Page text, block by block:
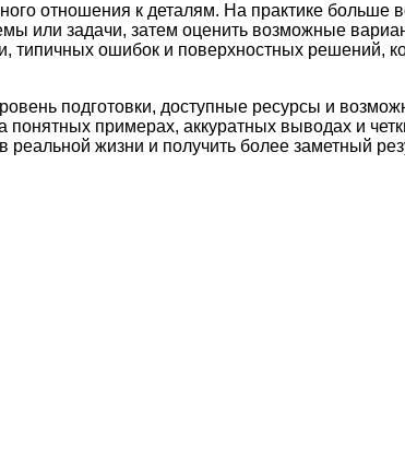
отношения к деталям. На практике больше
или задачи, затем оценить возможные
типичных ошибок и поверхностных решений,
подготовки, доступные ресурсы и
примерах, аккуратных выводах и
жизни и получить более заметный